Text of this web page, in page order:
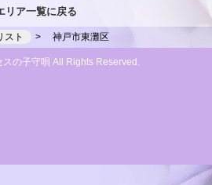
リア一覧に戻る
スト 神戸市東灘区
の子守唄 All Rights Reserved.